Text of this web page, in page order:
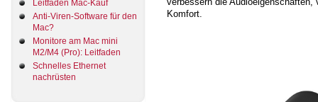
Leitfaden Mac-Kauf
Anti-Viren-Software für den
Mac?
Monitore am Mac mini
M2/M4 (Pro): Leitfaden
Schnelles Ethernet
nachrüsten
Komfort.